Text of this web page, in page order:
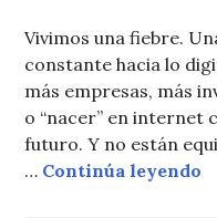
Vivimos una fiebre.
constante hacia lo
más empresas, más
o “nacer” en internet
futuro. Y no están
… Continúa leyendo